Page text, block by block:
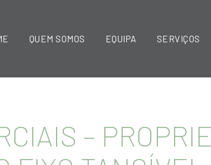
QUEM SOMOS EQUIPA SERVIÇOS
–